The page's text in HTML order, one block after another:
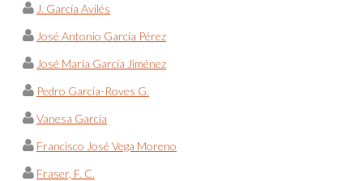
J. García Avilés
José Antonio García Pérez
José María García Jiménez
Pedro García-Roves G.
Vanesa García
Francisco José Vega Moreno
Fraser, F. C.